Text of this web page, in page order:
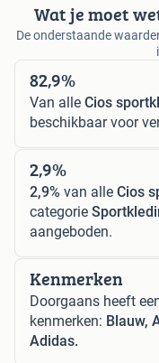
Wat je moet
De onderstaande
82,9%
Van alle Cios
beschikbaar voor
2,9%
2,9% van alle Cios
categorie
aangeboden.
Kenmerken
Doorgaans heeft
kenmerken: Blauw,
Adidas.